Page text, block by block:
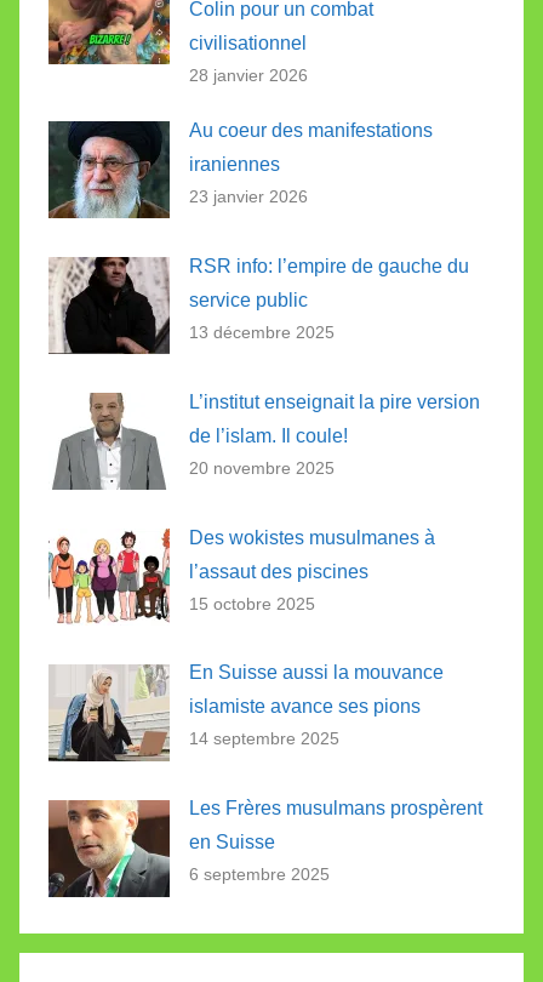
Colin pour un combat
civilisationnel
28 janvier 2026
Au coeur des manifestations
iraniennes
23 janvier 2026
RSR info: l’empire de gauche du
service public
13 décembre 2025
L’institut enseignait la pire version
de l’islam. Il coule!
20 novembre 2025
Des wokistes musulmanes à
l’assaut des piscines
15 octobre 2025
En Suisse aussi la mouvance
islamiste avance ses pions
14 septembre 2025
Les Frères musulmans prospèrent
en Suisse
6 septembre 2025